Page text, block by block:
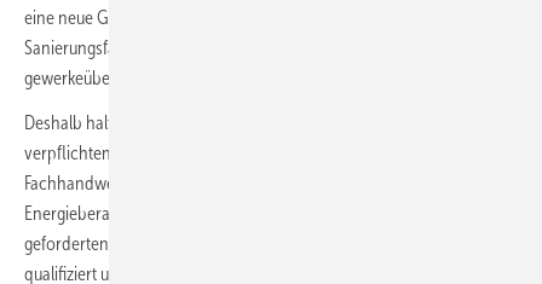
eine neue Gas-Heizung nach sich zieht. Wie auch beim individuellen
Sanierungsfahrplan ist hier ein unabhängiger und
gewerkeübergreifender Blickwinkel für Kunden sehr hilfreich.
Deshalb halte ich es für nicht zielführend, dass bei der neuen
verpflichtenden GEG-Beratung meist ohnehin gut ausgelastete
Fachhandwerker noch zusätzliche Beratungen durchführen sollen.
Energieberatende können diese durch ihre Expertise, z. B. mit den
geforderten Wirtschaftlichkeitsberechnungen, tatkräftig und
qualifiziert unterstützen. Das Beratungsziel ist immer, ein auf die